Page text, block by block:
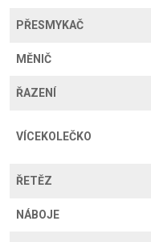
PŘESMYKAČ
MĚNIČ
ŘAZENÍ
VÍCEKOLEČKO
ŘETĚZ
NÁBOJE